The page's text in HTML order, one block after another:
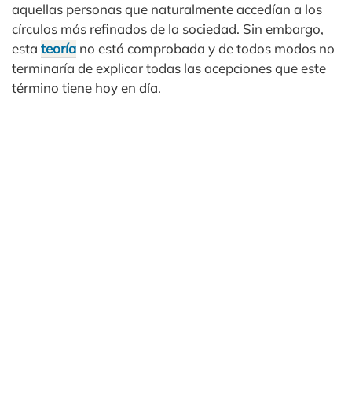
aquellas personas que naturalmente accedían a los
círculos más refinados de la sociedad. Sin embargo,
esta teoría no está comprobada y de todos modos no
terminaría de explicar todas las acepciones que este
término tiene hoy en día.